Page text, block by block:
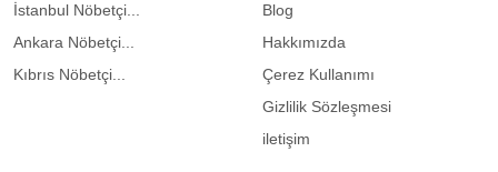
İstanbul Nöbetçi...
Ankara Nöbetçi...
Kıbrıs Nöbetçi...
Blog
Hakkımızda
Çerez Kullanımı
Gizlilik Sözleşmesi
iletişim